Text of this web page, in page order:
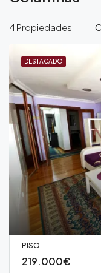
4 Propiedades
DESTACADO
PISO
219.000€